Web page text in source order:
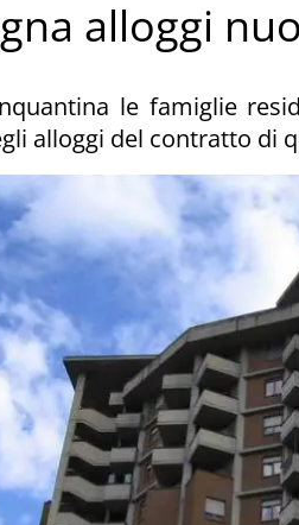
alloggi
le famiglie
alloggi del contratto di